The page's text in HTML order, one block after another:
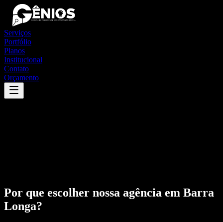
Serviços
Portfólio
Planos
Institucional
Contato
Orçamento
Por que escolher nossa agência em Barra
Longa?